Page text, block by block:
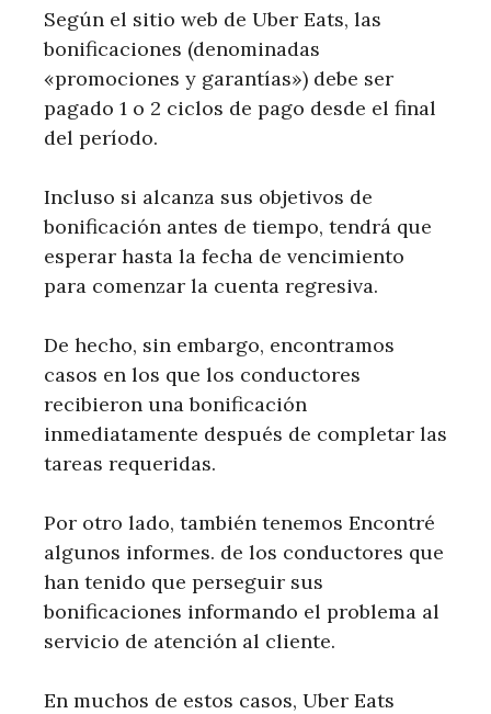
Según el sitio web de Uber Eats, las
bonificaciones (denominadas
«promociones y garantías») debe ser
pagado 1 o 2 ciclos de pago desde el final
del período.
Incluso si alcanza sus objetivos de
bonificación antes de tiempo, tendrá que
esperar hasta la fecha de vencimiento
para comenzar la cuenta regresiva.
De hecho, sin embargo, encontramos
casos en los que los conductores
recibieron una bonificación
inmediatamente después de completar las
tareas requeridas.
Por otro lado, también tenemos Encontré
algunos informes. de los conductores que
han tenido que perseguir sus
bonificaciones informando el problema al
servicio de atención al cliente.
En muchos de estos casos, Uber Eats